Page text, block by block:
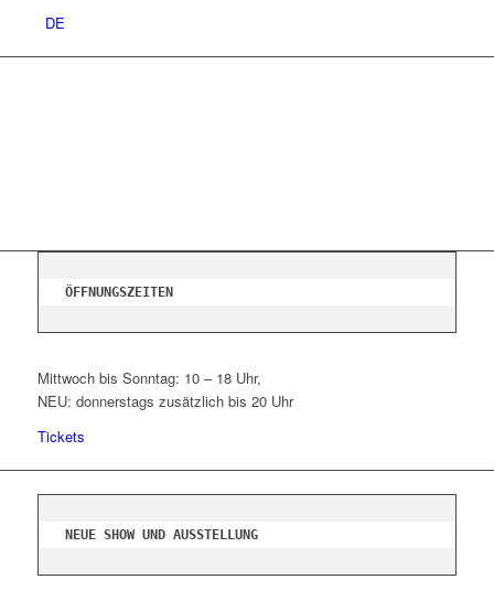
DE
ÖFFNUNGSZEITEN
Mittwoch bis Sonntag: 10 – 18 Uhr,
NEU: donnerstags zusätzlich bis 20 Uhr
Tickets
NEUE SHOW UND AUSSTELLUNG